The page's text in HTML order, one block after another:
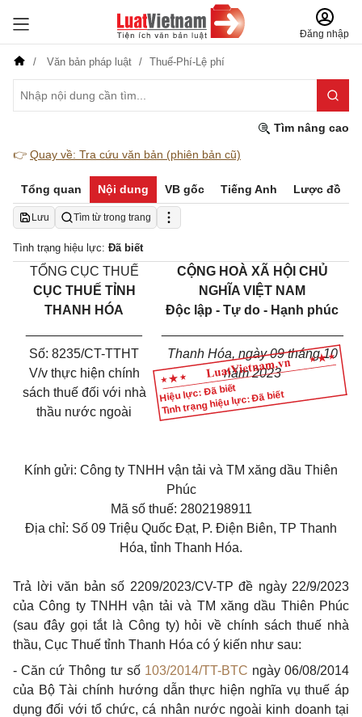
Đăng nhập
Văn bản pháp luật Thuế-Phí-Lệ phí
Tìm nâng cao
👉 Quay về: Tra cứu văn bản (phiên bản cũ)
Tổng quan Nội dung VB gốc Tiếng Anh Lược đồ
Lưu Tìm từ trong trang
Tình trạng hiệu lực: Đã biết
Hiệu lực: Đã biết
Tình trạng hiệu lực: Đã biết
TỔNG CỤC THUẾ
CỤC THU Ế TỈNH
THANH HÓA
CỘNG HOÀ XÃ HỘI CHỦ
NGHĨA VIỆT NAM
Độc lập - Tự do - Hạnh phúc
Số: 8235/CT-TTHT
V/v thực hiện chính
sách thuế đối với nhà
thầu nước ngoài
Thanh Hóa, ngày09tháng10
năm 2023
Kính gửi: Công ty TNHH vận tải và TM xăng dầu Thiên
Phúc
Mã số thuế: 2802198911
Địa chỉ: Số 09 Triệu Quốc Đạt, P. Điện Biên, TP Thanh
Hóa, tỉnh Thanh Hóa.
Trả lời văn bản số 2209/2023/CV-TP đề ngày 22/9/2023
của Công ty TNHH vận tải và TM xăng dầu Thiên Phúc
(sau đây gọi tắt là Công ty) hỏi về chính sách thuế nhà
thầu, Cục Thuế tỉnh Thanh Hóa có ý kiến như sau:
- Căn cứ Thông tư số 103/2014/TT-BTC ngày 06/08/2014
của Bộ Tài chính hướng dẫn thực hiện nghĩa vụ thuế áp
dụng đối với tổ chức, cá nhân nước ngoài kinh doanh tại